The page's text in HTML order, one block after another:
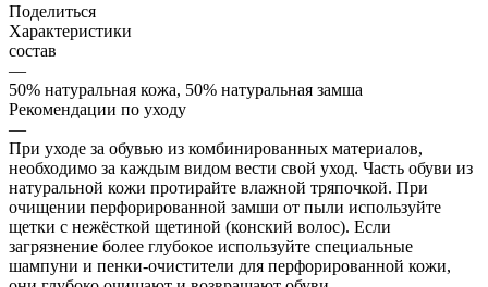
Поделиться
Характеристики
состав
—
50% натуральная кожа, 50% натуральная замша
Рекомендации по уходу
—
При уходе за обувью из комбинированных материалов,
необходимо за каждым видом вести свой уход. Часть обуви из
натуральной кожи протирайте влажной тряпочкой. При
очищении перфорированной замши от пыли используйте
щетки с нежёсткой щетиной (конский волос). Если
загрязнение более глубокое используйте специальные
шампуни и пенки-очистители для перфорированной кожи,